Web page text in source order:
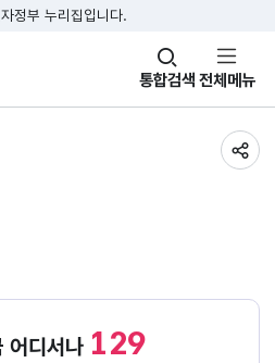
정부 누리집입니다.
통합검색
창
열기 전체메뉴
어디서나 129